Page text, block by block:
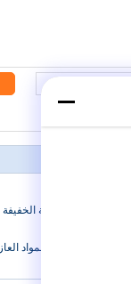
الأنابيب المواد